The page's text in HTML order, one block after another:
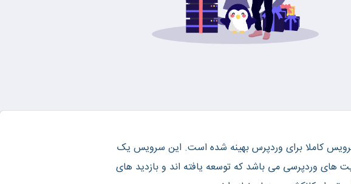
کاملا برای وردپرس بهینه شده است. این سرویس یک
های وردپرسی می باشد که توسعه یافته اند و بازدید های